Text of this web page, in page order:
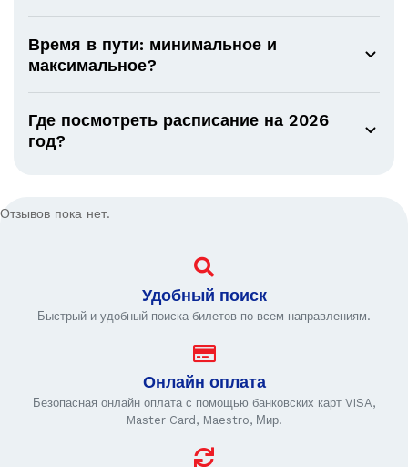
Время в пути: минимальное и
максимальное?
Где посмотреть расписание на 2026
год?
Отзывов пока нет.
Удобный поиск
Быстрый и удобный поиска билетов по всем направлениям.
Онлайн оплата
Безопасная онлайн оплата с помощью банковских карт VISA,
Master Card, Maestro, Мир.